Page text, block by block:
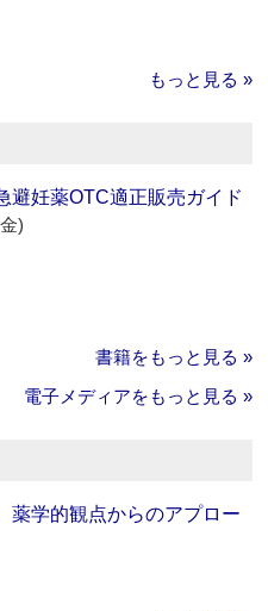
もっと見る »
避妊薬OTC適正販売ガイド
)
書籍をもっと見る »
電子メディアをもっと見る »
薬学的観点からのアプロー